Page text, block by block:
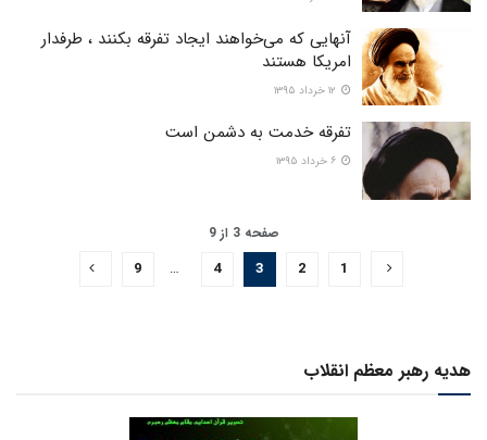
آنهایی که می‌‌خواهند ایجاد تفرقه بکنند ، طرفدار
امریکا هستند
تفرقه‌‌ خدمت به دشمن است
صفحه 3 از 9
1
2
3
4
…
9
هدیه رهبر معظم انقلاب